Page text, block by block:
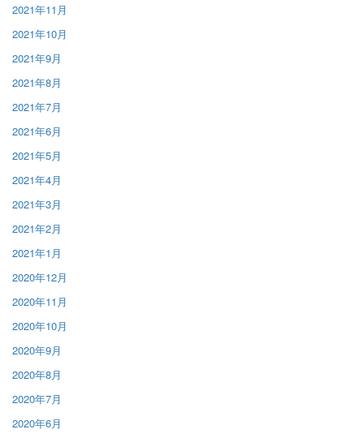
2021年11月
2021年10月
2021年9月
2021年8月
2021年7月
2021年6月
2021年5月
2021年4月
2021年3月
2021年2月
2021年1月
2020年12月
2020年11月
2020年10月
2020年9月
2020年8月
2020年7月
2020年6月